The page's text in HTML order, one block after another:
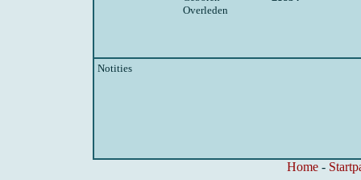
Overleden
Notities
Home-